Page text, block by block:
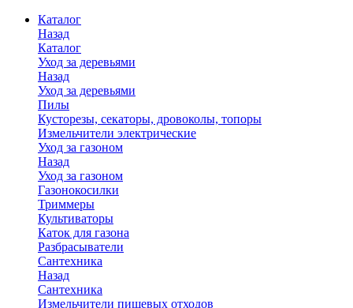
Каталог
Назад
Каталог
Уход за деревьями
Назад
Уход за деревьями
Пилы
Кусторезы, секаторы, дровоколы, топоры
Измельчители электрические
Уход за газоном
Назад
Уход за газоном
Газонокосилки
Триммеры
Культиваторы
Каток для газона
Разбрасыватели
Сантехника
Назад
Сантехника
Измельчители пищевых отходов